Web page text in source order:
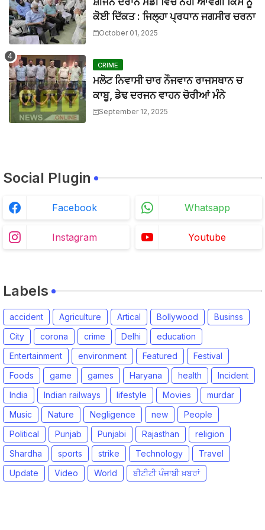
BTTNEWS-Mar 27 2026
ਮਾਨਯੋਗ ਜਸਟਿਸ ਸ੍ਰੀ ਦੀਪਕ ਮਨਚੰਦਾ, ਪੰਜਾਬ ਅਤੇ ਹਰਿਆਣਾ
BTTNEWS -Mar 27 2026
ਬੀਟ ਕਾਰ ਨਾਲ ਟਕਰਾ ਕੇ ਵਿਅਕਤੀ ਦੀ ਮੌਤ, ਨਹੀਂ ਹੋਈ ਪਹਿਚਾਣ
BTTNEWS-Aug 02 2026
ਕੋਈ ਦਿੱਕਤ : ਜਿਲ੍ਹਾ ਪ੍ਰਧਾਨ ਜਗਸੀਰ ਚਰਨਾ
October 01, 2025
CRIME
ਮਲੋਟ ਨਿਵਾਸੀ ਚਾਰ ਨੌਜਵਾਨ ਰਾਜਸਥਾਨ ਚ
ਕਾਬੂ, ਡੇਢ ਦਰਜਨ ਵਾਹਨ ਚੋਰੀਆਂ ਮੰਨੇ
September 12, 2025
Social Plugin
Facebook Whatsapp
Instagram Youtube
Labels
accident Agriculture Artical Bollywood
Businss
City
corona crime Delhi
education
Entertainment
environment Featured
Festival
Foods
game games Haryana health
Incident
India
Indian railways lifestyle Movies
murdar
Music
Nature Negligence new
People
Political
Punjab Punjabi Rajasthan
religion
Shardha
sports strike Technology
Travel
Update
Video World ਬੀਟੀਟੀ ਪੰਜਾਬੀ ਖ਼ਬਰਾਂ